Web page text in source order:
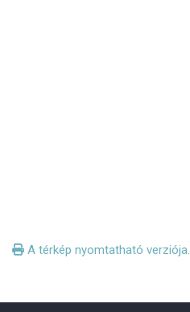
A térkép nyomtatható verziója.